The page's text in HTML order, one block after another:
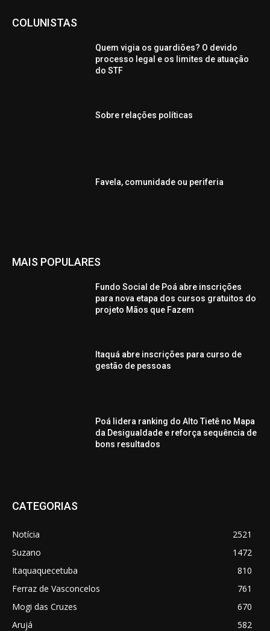
COLUNISTAS
Quem vigia os guardiões? O devido
processo legal e os limites de atuação
do STF
Sobre relações políticas
Favela, comunidade ou periferia
MAIS POPULARES
Fundo Social de Poá abre inscrições
para nova etapa dos cursos gratuitos do
projeto Mãos que Fazem
Itaquá abre inscrições para curso de
gestão de pessoas
Poá lidera ranking do Alto Tietê no Mapa
da Desigualdade e reforça sequência de
bons resultados
CATEGORIAS
Notícia
2521
Suzano
1472
Itaquaquecetuba
810
Ferraz de Vasconcelos
761
Mogi das Cruzes
670
Arujá
582